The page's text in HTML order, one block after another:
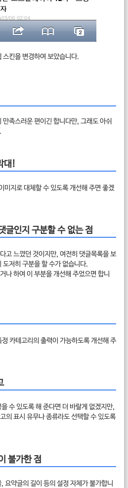
스킨을 변경하여 보았습니다.
족스러운 편이긴 합니다만, 그래도 아쉬
대!
미지로 대체할 수 있도록 개선해 주면 좋겠
글인지 구분할 수 없는 점
고 느꼈던 것이지만, 여전히 댓글목록을 보
도저히 구분을 할 수가 없습니다.
나 하여 이 부분을 개선해 주었으면 합니
카테고리의 출력이 가능하도록 개선해 주
수 있도록 해 준다면 더 바랄게 없겠지만,
의 표시 유무나 종류라도 선택할 수 있도록
불가한 점
요약글의 길이 등의 설정 자체가 불가합니